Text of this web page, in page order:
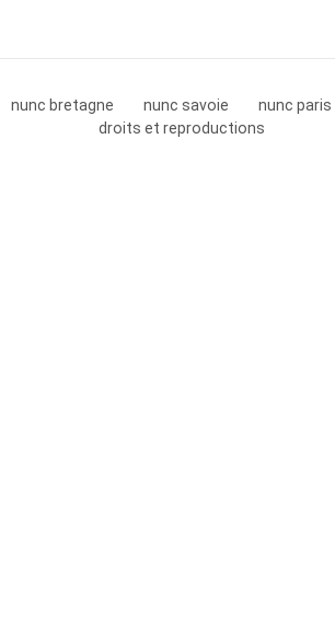
nunc bretagne nunc savoie nunc paris
droits et reproductions